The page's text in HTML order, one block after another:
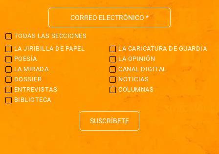
TODAS LAS SECCIONES
LA JIRIBILLA DE PAPEL
LA CARICATURA DE GUARDIA
POESÍA
LA OPINIÓN
LA MIRADA
CANAL DIGITAL
DOSSIER
NOTICIAS
ENTREVISTAS
COLUMNAS
BIBLIOTECA
SUSCRÍBETE